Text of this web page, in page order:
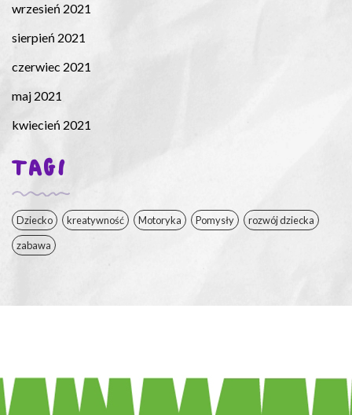
wrzesień 2021
sierpień 2021
czerwiec 2021
maj 2021
kwiecień 2021
TAGI
Dziecko kreatywność Motoryka Pomysły
rozwój dziecka
zabawa